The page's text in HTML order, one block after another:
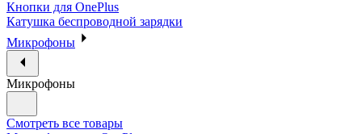
Кнопки для OnePlus
Катушка беспроводной зарядки
Микрофоны
Микрофоны
Смотреть все товары